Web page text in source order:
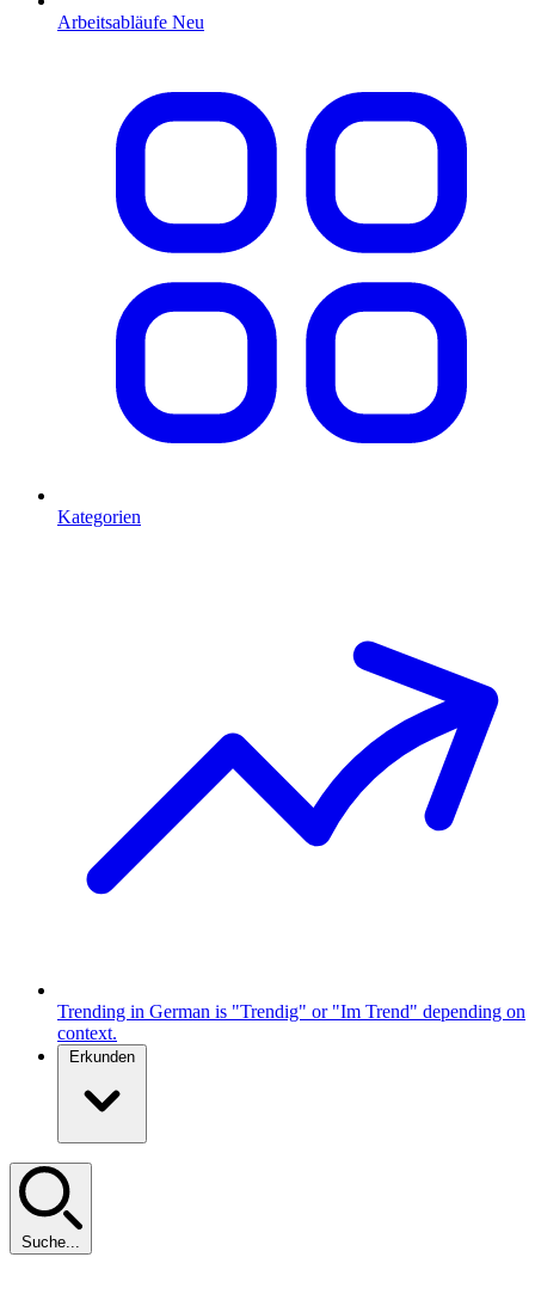
Arbeitsabläufe Neu
Kategorien
Trending in German is "Trendig" or "Im Trend" depending on
context.
Erkunden
Suche...